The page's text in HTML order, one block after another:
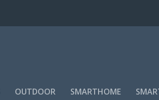
OUTDOOR SMARTHOME